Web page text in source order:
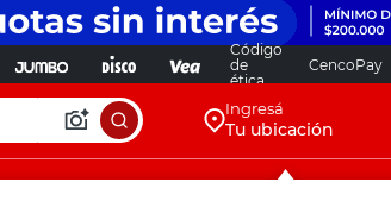
Código
de
ética
CencoPay
Ingresá
Tu ubicación